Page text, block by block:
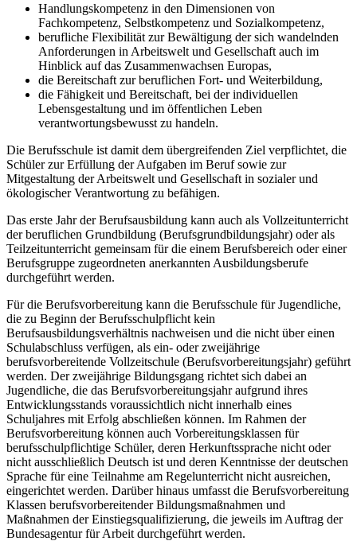
Handlungskompetenz in den Dimensionen von
Fachkompetenz, Selbstkompetenz und Sozialkompetenz,
berufliche Flexibilität zur Bewältigung der sich wandelnden
Anforderungen in Arbeitswelt und Gesellschaft auch im
Hinblick auf das Zusammenwachsen Europas,
die Bereitschaft zur beruflichen Fort- und Weiterbildung,
die Fähigkeit und Bereitschaft, bei der individuellen
Lebensgestaltung und im öffentlichen Leben
verantwortungsbewusst zu handeln.
Die Berufsschule ist damit dem übergreifenden Ziel verpflichtet, die
Schüler zur Erfüllung der Aufgaben im Beruf sowie zur
Mitgestaltung der Arbeitswelt und Gesellschaft in sozialer und
ökologischer Verantwortung zu befähigen.
Das erste Jahr der Berufsausbildung kann auch als Vollzeitunterricht
der beruflichen Grundbildung (Berufsgrundbildungsjahr) oder als
Teilzeitunterricht gemeinsam für die einem Berufsbereich oder einer
Berufsgruppe zugeordneten anerkannten Ausbildungsberufe
durchgeführt werden.
Für die Berufsvorbereitung kann die Berufsschule für Jugendliche,
die zu Beginn der Berufsschulpflicht kein
Berufsausbildungsverhältnis nachweisen und die nicht über einen
Schulabschluss verfügen, als ein- oder zweijährige
berufsvorbereitende Vollzeitschule (Berufsvorbereitungsjahr) geführt
werden. Der zweijährige Bildungsgang richtet sich dabei an
Jugendliche, die das Berufsvorbereitungsjahr aufgrund ihres
Entwicklungsstands voraussichtlich nicht innerhalb eines
Schuljahres mit Erfolg abschließen können. Im Rahmen der
Berufsvorbereitung können auch Vorbereitungsklassen für
berufsschulpflichtige Schüler, deren Herkunftssprache nicht oder
nicht ausschließlich Deutsch ist und deren Kenntnisse der deutschen
Sprache für eine Teilnahme am Regelunterricht nicht ausreichen,
eingerichtet werden. Darüber hinaus umfasst die Berufsvorbereitung
Klassen berufsvorbereitender Bildungsmaßnahmen und
Maßnahmen der Einstiegsqualifizierung, die jeweils im Auftrag der
Bundesagentur für Arbeit durchgeführt werden.